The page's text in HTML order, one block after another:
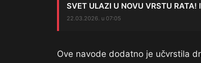
SVET ULAZI U NOVU VRSTU
22.03.2026. u 07:05
Ove navode dodatno je učvrstila